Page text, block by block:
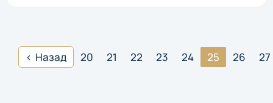
Назад 20 21 22 23 24 25 26 27